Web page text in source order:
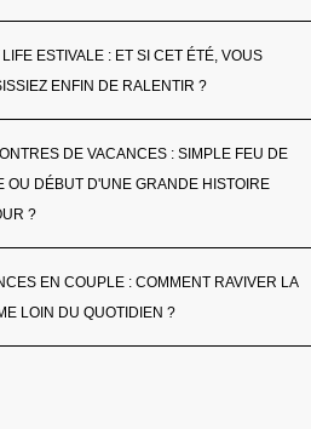
ESTIVALE : ET SI CET ÉTÉ, VOUS
ENFIN DE RALENTIR ?
DE VACANCES : SIMPLE FEU DE
OU DÉBUT D'UNE GRANDE HISTOIRE
?
EN COUPLE : COMMENT RAVIVER LA
LOIN DU QUOTIDIEN ?